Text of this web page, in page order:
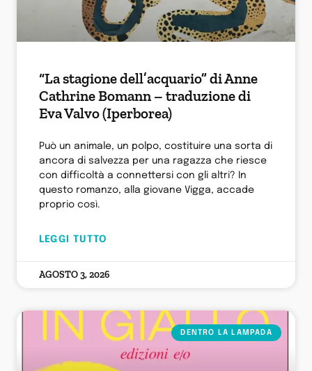
“La stagione dell’acquario” di Anne
Cathrine Bomann – traduzione di
Eva Valvo (Iperborea)
Può un animale, un polpo, costituire una sorta di
ancora di salvezza per una ragazza che riesce
con difficoltà a connettersi con gli altri? In
questo romanzo, alla giovane Vigga, accade
proprio così.
LEGGI TUTTO
AGOSTO 3, 2026
DENTRO LA LAMPADA